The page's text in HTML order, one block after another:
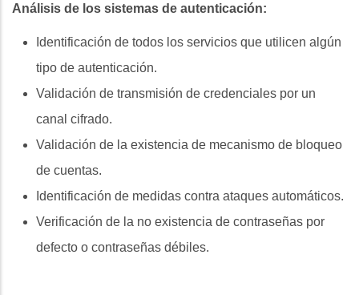
Análisis de los sistemas de autenticación:
Identificación de todos los servicios que utilicen algún
tipo de autenticación.
Validación de transmisión de credenciales por un
canal cifrado.
Validación de la existencia de mecanismo de bloqueo
de cuentas.
Identificación de medidas contra ataques automáticos.
Verificación de la no existencia de contraseñas por
defecto o contraseñas débiles.